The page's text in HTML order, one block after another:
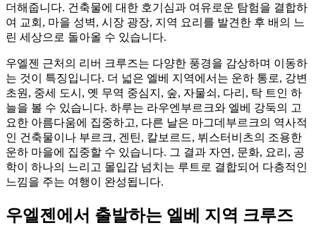
더해줍니다. 건축물에 대한 호기심과 여유로운 탐험을 결합하
여 교회, 마을 성벽, 시장 광장, 지역 요리를 발견한 후 배의 느
린 세상으로 돌아올 수 있습니다.
우엘젠 근처의 리버 크루즈는 다양한 풍경을 감상하며 이동하
는 것이 특징입니다. 더 넓은 엘베 지역에서는 운하 통로, 강변
초원, 중세 도시, 옛 무역 중심지, 숲, 자물쇠, 다리, 탁 트인 하
늘을 볼 수 있습니다. 하루는 라우엔부르크와 엘베 강둑의 고
요한 아름다움에 집중하고, 다른 날은 마그데부르크의 역사적
인 건축물이나 부르크, 겐틴, 칼보르드, 뷔스터비츠의 조용한
운하 마을에 집중할 수 있습니다. 그 결과 자연, 문화, 요리, 공
학이 하나의 느리고 몰입감 넘치는 루트로 결합되어 다층적인
느낌을 주는 여행이 완성됩니다.
우엘젠에서 출발하는 엘베 지역 크루즈